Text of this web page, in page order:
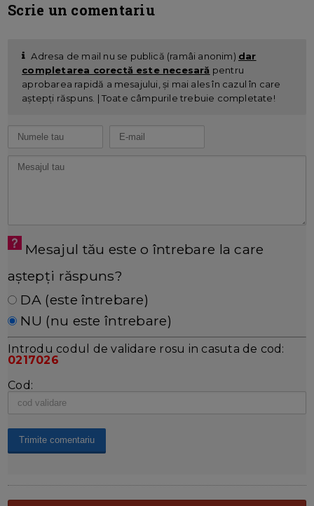
Scrie un comentariu
Adresa de mail nu se publică (ramâi anonim) dar
completarea corectă este necesară pentru
aprobarea rapidă a mesajului, și mai ales în cazul în care
aștepți răspuns. | Toate câmpurile trebuie completate!
Mesajul tău este o întrebare la care
aștepți răspuns?
DA (este întrebare)
NU (nu este întrebare)
Introdu codul de validare rosu in casuta de cod:
0217026
Cod: